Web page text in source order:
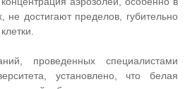
не достигают пределов, губительно
проведенных специалистами
установлено, что белая